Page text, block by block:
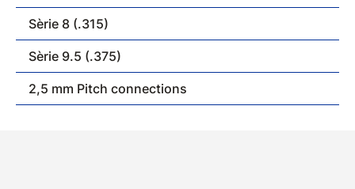
Sèrie 8 (.315)
Sèrie 9.5 (.375)
2,5 mm Pitch connections